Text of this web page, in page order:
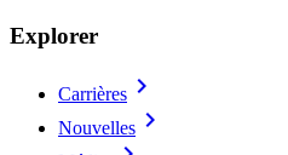
Explorer
Carrières chevron_right
Nouvelles chevron_right